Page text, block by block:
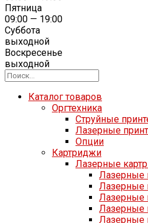
Пятница
09:00 — 19:00
Суббота
выходной
Воскресенье
выходной
Каталог товаров
Оргтехника
Струйные
Лазерные
Опции
Картриджи
Лазерные
Лазерные
Лазерные
Лазерные
Лазерные
Лазерные